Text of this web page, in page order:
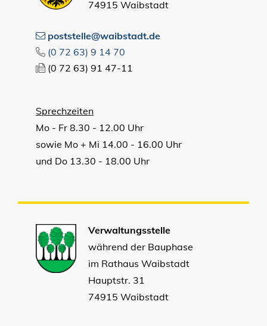
74915 Waibstadt
poststelle@waibstadt.de
(0 72 63) 9 14 70
(0 72 63) 91 47-11
Sprechzeiten
Mo - Fr 8.30 - 12.00 Uhr
sowie Mo + Mi 14.00 - 16.00 Uhr
und Do 13.30 - 18.00 Uhr
Verwaltungsstelle
während der Bauphase
im Rathaus Waibstadt
Hauptstr. 31
74915 Waibstadt